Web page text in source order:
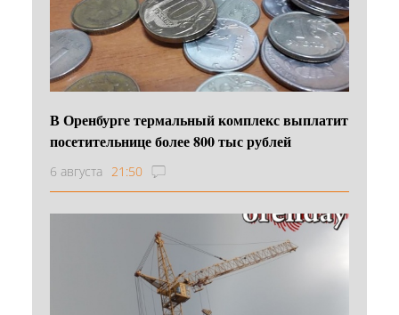
В Оренбурге термальный комплекс выплатит
посетительнице более 800 тыс рублей
6 августа 21:50